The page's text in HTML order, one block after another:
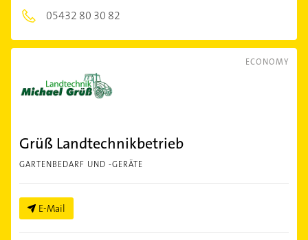
05432 80 30 82
ECONOMY
Grüß Landtechnikbetrieb
GARTENBEDARF UND -GERÄTE
E-Mail